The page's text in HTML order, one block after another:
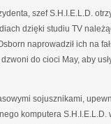
szef S.H.I.E.L.D.
dzięki studiu TV
naprowadził ich na
do cioci May, aby
sojusznikami,
komputera